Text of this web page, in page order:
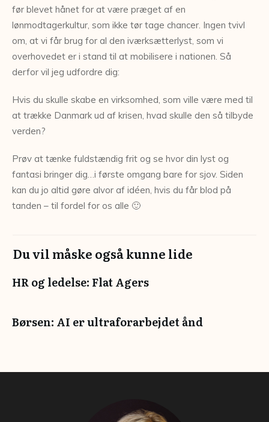
før blevet hånet for at være præget af en
lønmodtagerkultur, som ikke tør tage chancer. Ingen tvivl
om, at vi får brug for al den iværksætterlyst, som vi
overhovedet er i stand til at mobilisere i nationen. Så
derfor vil jeg udfordre dig:
Hvis du skulle skabe en virksomhed, som ville være med til
at trække Danmark ud af krisen, hvad skulle den så tilbyde
verden?
Prøv at tænke fuldstændig frit og se hvor din lyst og
fantasi bringer dig…i første omgang bare for sjov. Siden
kan du jo altid gøre alvor af idéen, hvis du får blod på
tanden – til fordel for os alle 🙂
Du vil måske også kunne lide
HR og ledelse: Flat Agers
Børsen: AI er ultraforarbejdet ånd